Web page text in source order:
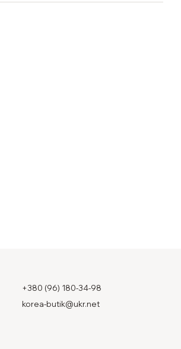
+380 (96) 180-34-98
korea-butik@ukr.net